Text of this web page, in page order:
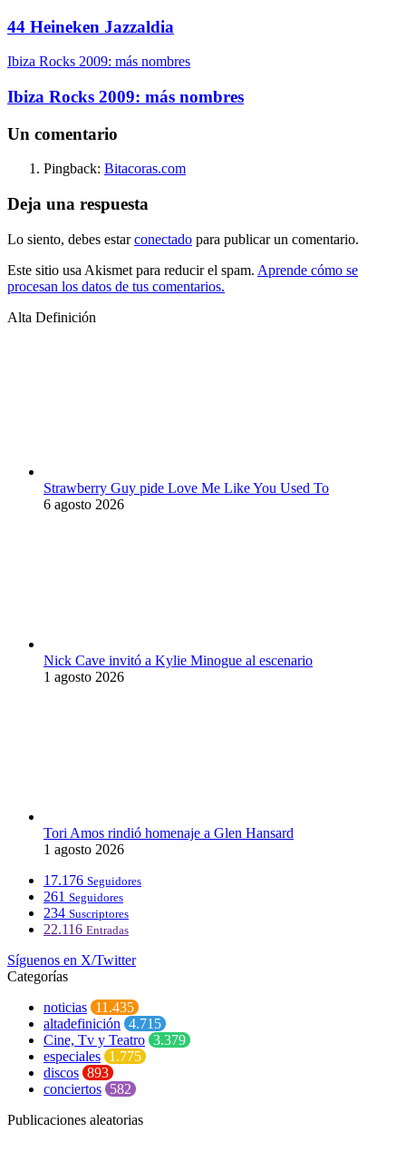
44 Heineken Jazzaldia
Ibiza Rocks 2009: más nombres
Ibiza Rocks 2009: más nombres
Un comentario
Pingback: Bitacoras.com
Deja una respuesta
Lo siento, debes estarconectado para publicar un comentario.
Este sitio usa Akismet para reducir el spam. Aprende cómo se
procesan los datos de tus comentarios.
Alta Definición
Strawberry Guy pide Love Me Like You Used To
6 agosto 2026
Nick Cave invitó a Kylie Minogue al escenario
1 agosto 2026
Tori Amos rindió homenaje a Glen Hansard
1 agosto 2026
17.176 Seguidores
261 Seguidores
234 Suscriptores
22.116 Entradas
Síguenos en X/Twitter
Categorías
noticias 11.435
altadefinición 4.715
Cine, Tv y Teatro 3.379
especiales 1.775
discos 893
conciertos 582
Publicaciones aleatorias